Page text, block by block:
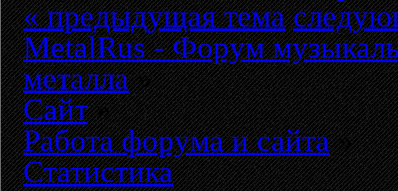
« предыдущая тема
MetalRus - Форум
металла»
Сайт»
Работа форума и сайта»
Статистика